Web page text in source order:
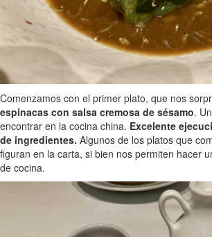
Comenzamos con el primer plato, que nos
espinacas con salsa cremosa de sésamo.
encontrar en la cocina china. Excelente
de ingredientes. Algunos de los platos que
figuran en la carta, si bien nos permiten hacer
de cocina.